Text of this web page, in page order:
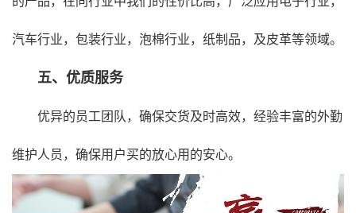
汽车行业，包装行业，泡棉行业，纸制品，及皮革等领域。
五、优质服务
优异的员工团队，确保交货及时高效，经验丰富的外勤
维护人员，确保用户买的放心用的安心。